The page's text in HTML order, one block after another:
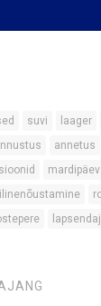
suvi laager
annetus
mardipäev